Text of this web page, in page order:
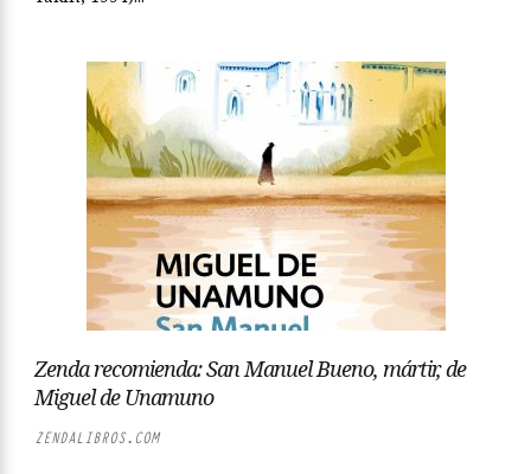
Zenda recomienda: San Manuel Bueno, mártir, de
Miguel de Unamuno
ZENDALIBROS.COM